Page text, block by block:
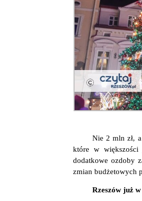
Nie 2 mln zł,
które w większości
dodatkowe ozdoby
zmian budżetowych
Rzeszów już